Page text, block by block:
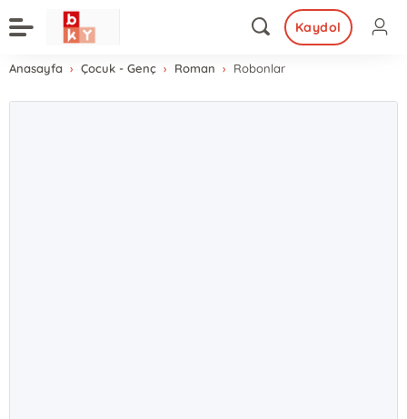
Kaydol
Anasayfa Çocuk - Genç Roman Robonlar